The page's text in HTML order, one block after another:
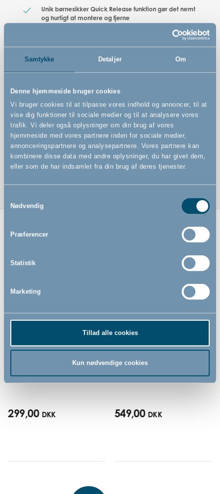
Samtykke Detaljer Om
Denne hjemmeside bruger cookies
Vi bruger cookies til at tilpasse vores indhold og annoncer, til at
vise dig funktioner til sociale medier og til at analysere vores
trafik. Vi deler også oplysninger om din brug af vores
hjemmeside med vores partnere inden for sociale medier,
annonceringspartnere og analysepartnere. Vores partnere kan
kombinere disse data med andre oplysninger, du har givet dem,
eller som de har indsamlet fra din brug af deres tjenester.
Nødvendig
Præferencer
Statistik
Marketing
Tillad alle cookies
Kun nødvendige cookies
Unik børnesikker Quick Release funktion gør det nemt
og hurtigt at montere og fjerne
trappeadapter, hvid
299,00 DKK
sikkerhedsgitter, sølv/natur
69,1cm - 75,8cm
549,00 DKK